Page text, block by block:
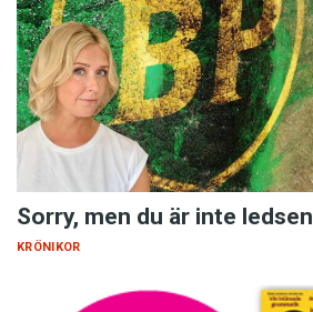
Sorry, men du är inte ledsen
KRÖNIKOR